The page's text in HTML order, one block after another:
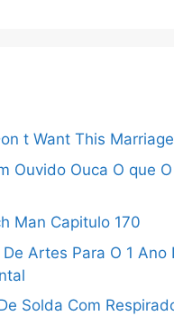
t Want This
Ouvido Ouca O que
Man Capitulo 170
Artes Para O 1 Ano
Solda Com